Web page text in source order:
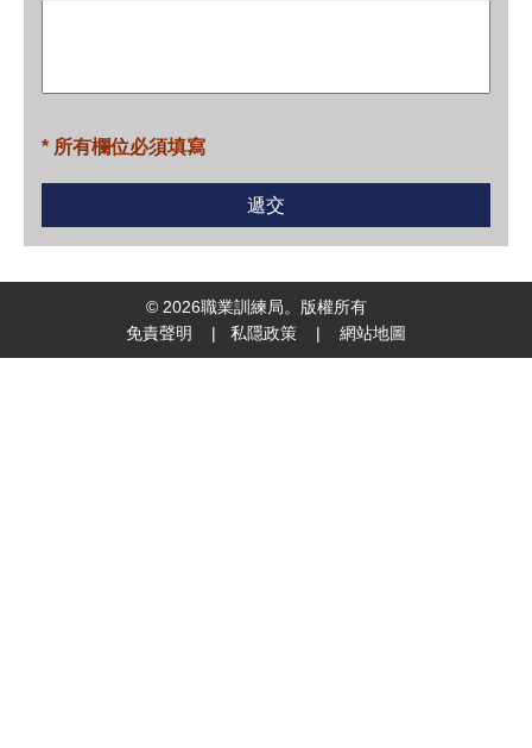
* 所有欄位必須填寫
© 2026職業訓練局。版權所有
免責聲明
| 私隱政策 | 網站地圖